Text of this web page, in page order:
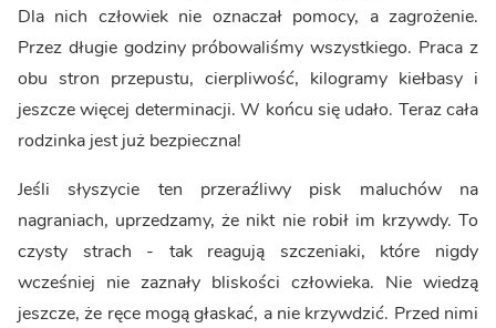
Dla nich człowiek nie oznaczał pomocy, a zagrożenie.
Przez długie godziny próbowaliśmy wszystkiego. Praca z
obu stron przepustu, cierpliwość, kilogramy kiełbasy i
jeszcze więcej determinacji. W końcu się udało. Teraz cała
rodzinka jest już bezpieczna!
Jeśli słyszycie ten przeraźliwy pisk maluchów na
nagraniach, uprzedzamy, że nikt nie robił im krzywdy. To
czysty strach - tak reagują szczeniaki, które nigdy
wcześniej nie zaznały bliskości człowieka. Nie wiedzą
jeszcze, że ręce mogą głaskać, a nie krzywdzić. Przed nimi